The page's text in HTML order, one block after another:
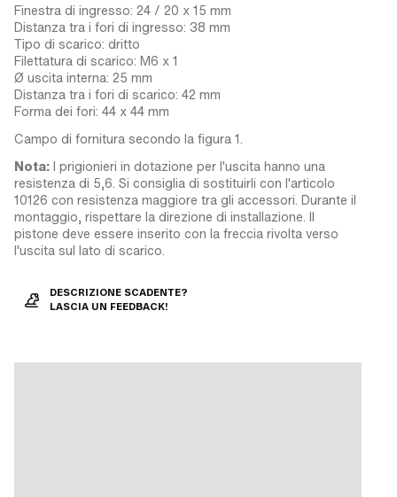
Finestra di ingresso: 24 / 20 x 15 mm
Distanza tra i fori di ingresso: 38 mm
Tipo di scarico: dritto
Filettatura di scarico: M6 x 1
Ø uscita interna: 25 mm
Distanza tra i fori di scarico: 42 mm
Forma dei fori: 44 x 44 mm
Campo di fornitura secondo la figura 1.
Nota: I prigionieri in dotazione per l'uscita hanno una
resistenza di 5,6. Si consiglia di sostituirli con l'articolo
10126 con resistenza maggiore tra gli accessori. Durante il
montaggio, rispettare la direzione di installazione. Il
pistone deve essere inserito con la freccia rivolta verso
l'uscita sul lato di scarico.
DESCRIZIONE SCADENTE?
LASCIA UN FEEDBACK!